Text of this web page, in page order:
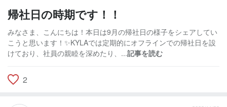
帰社日の時期です！！
みなさま、こんにちは！本日は9月の帰社日の様子をシェアしてい
こうと思います！✨KYLAでは定期的にオフラインでの帰社日を設
けており、社員の親睦を深めたり、...記事を読む
2